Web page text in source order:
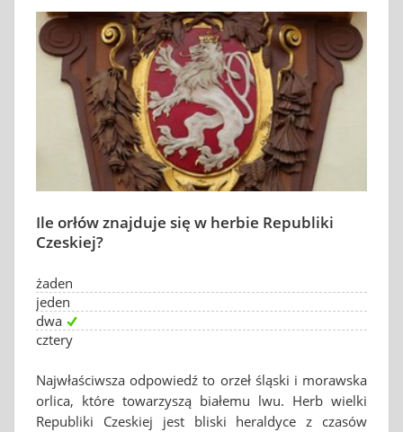
Ile orłów znajduje się w herbie Republiki
Czeskiej?
żaden
jeden
dwa
cztery
Najwłaściwsza odpowiedź to orzeł śląski i morawska
orlica, które towarzyszą białemu lwu. Herb wielki
Republiki Czeskiej jest bliski heraldyce z czasów